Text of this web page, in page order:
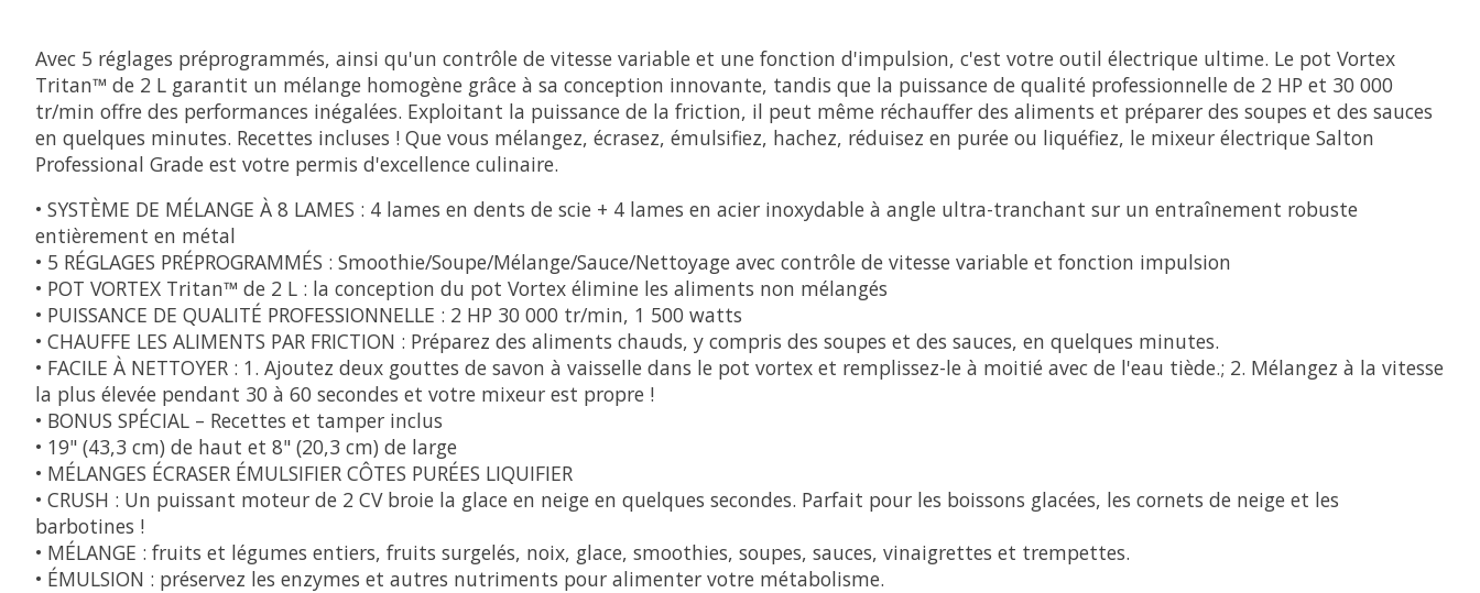
Avec 5 réglages préprogrammés, ainsi qu'un contrôle de vitesse variable et une fonction d'impulsion, c'est votre outil électrique ultime. Le pot Vortex
Tritan™ de 2 L garantit un mélange homogène grâce à sa conception innovante, tandis que la puissance de qualité professionnelle de 2 HP et 30 000
tr/min offre des performances inégalées. Exploitant la puissance de la friction, il peut même réchauffer des aliments et préparer des soupes et des sauces
en quelques minutes. Recettes incluses ! Que vous mélangez, écrasez, émulsifiez, hachez, réduisez en purée ou liquéfiez, le mixeur électrique Salton
Professional Grade est votre permis d'excellence culinaire.
• SYSTÈME DE MÉLANGE À 8 LAMES : 4 lames en dents de scie + 4 lames en acier inoxydable à angle ultra-tranchant sur un entraînement robuste
entièrement en métal
• 5 RÉGLAGES PRÉPROGRAMMÉS : Smoothie/Soupe/Mélange/Sauce/Nettoyage avec contrôle de vitesse variable et fonction impulsion
• POT VORTEX Tritan™ de 2 L : la conception du pot Vortex élimine les aliments non mélangés
• PUISSANCE DE QUALITÉ PROFESSIONNELLE : 2 HP 30 000 tr/min, 1 500 watts
• CHAUFFE LES ALIMENTS PAR FRICTION : Préparez des aliments chauds, y compris des soupes et des sauces, en quelques minutes.
• FACILE À NETTOYER : 1. Ajoutez deux gouttes de savon à vaisselle dans le pot vortex et remplissez-le à moitié avec de l'eau tiède.; 2. Mélangez à la vitesse
la plus élevée pendant 30 à 60 secondes et votre mixeur est propre !
• BONUS SPÉCIAL – Recettes et tamper inclus
• 19" (43,3 cm) de haut et 8" (20,3 cm) de large
• MÉLANGES ÉCRASER ÉMULSIFIER CÔTES PURÉES LIQUIFIER
• CRUSH : Un puissant moteur de 2 CV broie la glace en neige en quelques secondes. Parfait pour les boissons glacées, les cornets de neige et les
barbotines !
• MÉLANGE : fruits et légumes entiers, fruits surgelés, noix, glace, smoothies, soupes, sauces, vinaigrettes et trempettes.
• ÉMULSION : préservez les enzymes et autres nutriments pour alimenter votre métabolisme.